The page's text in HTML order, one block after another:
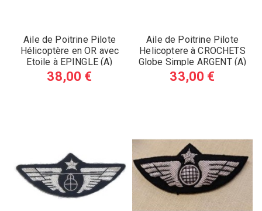
Aile de Poitrine Pilote
Hélicoptère en OR avec
Etoile à EPINGLE (A)
38,00 €
Aile de Poitrine Pilote
Helicoptere à CROCHETS
Globe Simple ARGENT (A)
33,00 €